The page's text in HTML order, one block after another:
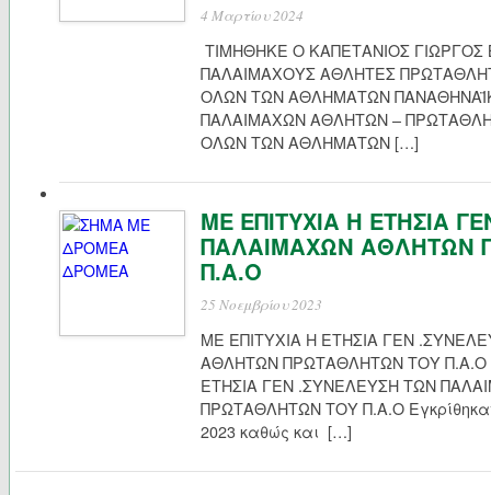
4 Μαρτίου 2024
ΤΙΜΗΘΗΚΕ Ο ΚΑΠΕΤΑΝΙΟΣ
ΠΑΛΑΙΜΑΧΟΥΣ ΑΘΛΗΤΕΣ
ΟΛΩΝ ΤΩΝ ΑΘΛΗΜΑΤΩΝ
ΠΑΛΑΙΜΑΧΩΝ ΑΘΛΗΤΩΝ –
ΟΛΩΝ ΤΩΝ ΑΘΛΗΜΑΤΩΝ […]
ΜΕ ΕΠΙΤΥΧΙΑ Η ΕΤΗΣΙΑ
ΠΑΛΑΙΜΑΧΩΝ ΑΘΛΗΤΩΝ
Π.Α.Ο
25 Νοεμβρίου 2023
ΜΕ ΕΠΙΤΥΧΙΑ Η ΕΤΗΣΙΑ ΓΕΝ
ΑΘΛΗΤΩΝ ΠΡΩΤΑΘΛΗΤΩΝ ΤΟΥ
ΕΤΗΣΙΑ ΓΕΝ .ΣΥΝΕΛΕΥΣΗ ΤΩΝ
ΠΡΩΤΑΘΛΗΤΩΝ ΤΟΥ Π.Α.Ο
2023 καθώς και […]